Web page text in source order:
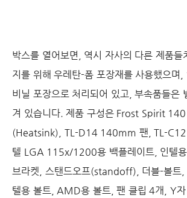
박스를 열어보면, 역시 자사의 다른 제품들
지를 위해 우레탄-폼 포장재를 사용했으며,
비닐 포장으로 처리되어 있고, 부속품들은
겨 있습니다. 제품 구성은 Frost Spirit 140
(Heatsink), TL-D14 140mm 팬, TL-
텔 LGA 115x/1200용 백플레이트, 인텔
브라켓, 스탠드오프(standoff), 더블-볼트,
텔용 볼트, AMD용 볼트, 팬 클립 4개, Y자